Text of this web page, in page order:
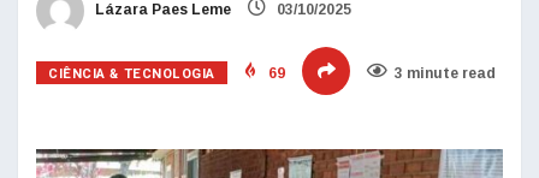
Lázara Paes Leme 03/10/2025
CIÊNCIA & TECNOLOGIA 69 3 minute read